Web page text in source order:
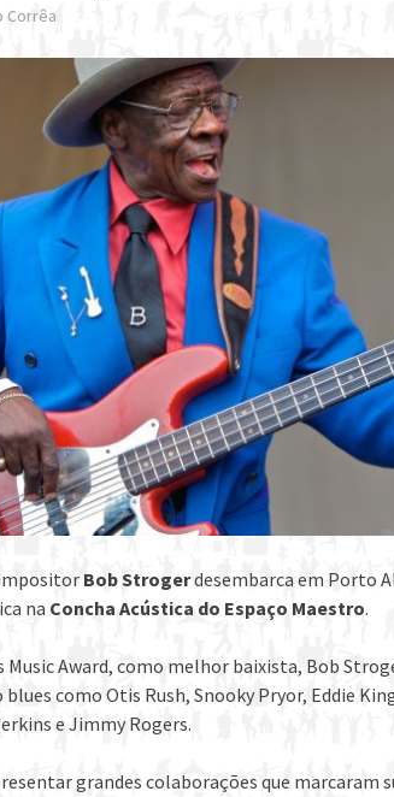
Corrêa
Bob Strogerdesembarca em Porto
na Concha Acústica do Espaço Maestro.
Music Award, como melhor baixista, Bob
como Otis Rush, Snooky Pryor, Eddie
e Jimmy Rogers.
grandes colaborações que marcaram